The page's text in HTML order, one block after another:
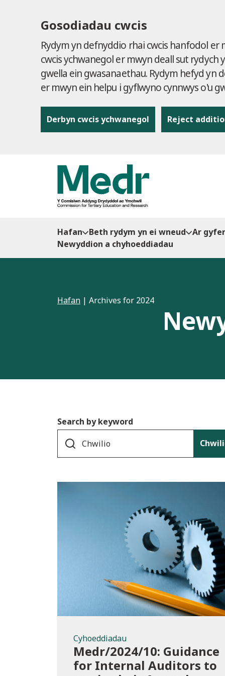
Gosodiadau cwcis
Rydym yn defnyddio rhai cwcis hanfodol
cwcis ychwanegol er mwyn deall sut
gwella ein gwasanaethau. Rydym hefyd yn
er mwyn ein helpu i gyflwyno cynnwys o'u
Derbyn cwcis ychwanegol Reject
Hafan Beth rydym yn ei wneud Ar
Newyddion a chyhoeddiadau
Hafan | Archives for 2024
Search by keyword
Cyhoeddiadau
Cyhoeddiadau
Medr/2024/10: Guidance
for Internal Auditors to